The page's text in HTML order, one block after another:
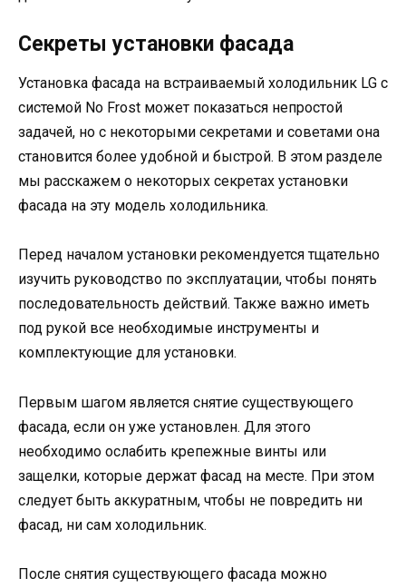
Секреты установки фасада
Установка фасада на встраиваемый холодильник LG с
системой No Frost может показаться непростой
задачей, но с некоторыми секретами и советами она
становится более удобной и быстрой. В этом разделе
мы расскажем о некоторых секретах установки
фасада на эту модель холодильника.
Перед началом установки рекомендуется тщательно
изучить руководство по эксплуатации, чтобы понять
последовательность действий. Также важно иметь
под рукой все необходимые инструменты и
комплектующие для установки.
Первым шагом является снятие существующего
фасада, если он уже установлен. Для этого
необходимо ослабить крепежные винты или
защелки, которые держат фасад на месте. При этом
следует быть аккуратным, чтобы не повредить ни
фасад, ни сам холодильник.
После снятия существующего фасада можно